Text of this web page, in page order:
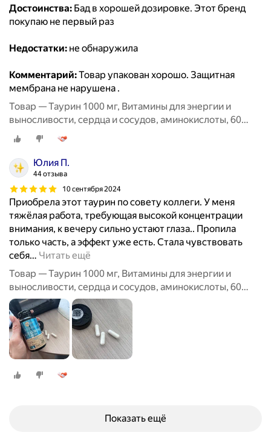
Достоинства: Бад в хорошей дозировке. Этот бренд
покупаю не первый раз
Недостатки: не обнаружила
Комментарий:Товар упакован хорошо. Защитная
мембрана не нарушена .
Товар — Таурин 1000 мг, Витамины для энергии и
выносливости, сердца и сосудов, аминокислоты, 60
капсул / MedCraft
Юлия П.
44 отзыва
10 сентября 2024
Приобрела этот таурин по совету коллеги. У меня
тяжёлая работа, требующая высокой концентрации
внимания, к вечеру сильно устают глаза.. Пропила
только часть, а эффект уже есть. Стала чувствовать
себя… Читать ещё
Товар — Таурин 1000 мг, Витамины для энергии и
выносливости, сердца и сосудов, аминокислоты, 60
капсул / MedCraft
Показать ещё